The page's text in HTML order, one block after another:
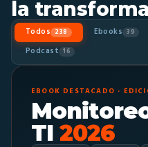
la
Todos 238 Ebooks 39
Podcast 16
EBOOK DESTACADO ·
TI 2026